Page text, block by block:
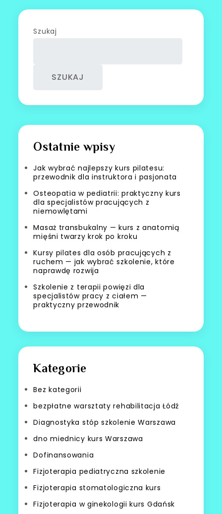
Szukaj
SZUKAJ
Ostatnie wpisy
Jak wybrać najlepszy kurs pilatesu:
przewodnik dla instruktora i pasjonata
Osteopatia w pediatrii: praktyczny kurs
dla specjalistów pracujących z
niemowlętami
Masaż transbukalny — kurs z anatomią
mięśni twarzy krok po kroku
Kursy pilates dla osób pracujących z
ruchem — jak wybrać szkolenie, które
naprawdę rozwija
Szkolenie z terapii powięzi dla
specjalistów pracy z ciałem —
praktyczny przewodnik
Kategorie
Bez kategorii
bezpłatne warsztaty rehabilitacja Łódź
Diagnostyka stóp szkolenie Warszawa
dno miednicy kurs Warszawa
Dofinansowania
Fizjoterapia pediatryczna szkolenie
Fizjoterapia stomatologiczna kurs
Fizjoterapia w ginekologii kurs Gdańsk